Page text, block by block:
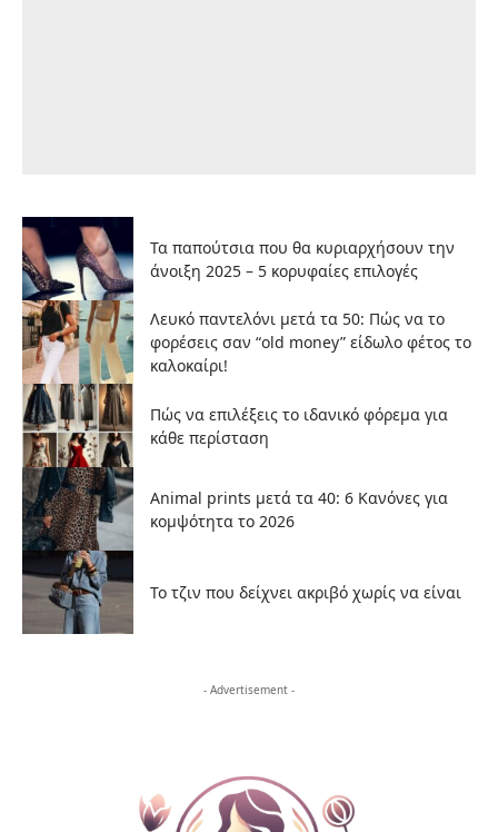
Τα παπούτσια που θα κυριαρχήσουν την
άνοιξη 2025 – 5 κορυφαίες επιλογές
Λευκό παντελόνι μετά τα 50: Πώς να το
φορέσεις σαν “old money” είδωλο φέτος το
καλοκαίρι!
Πώς να επιλέξεις το ιδανικό φόρεμα για
κάθε περίσταση
Animal prints μετά τα 40: 6 Κανόνες για
κομψότητα το 2026
Το τζιν που δείχνει ακριβό χωρίς να είναι
- Advertisement -